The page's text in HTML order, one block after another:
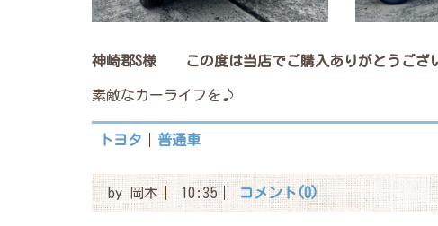
神崎郡S様 この度は当店でご購入ありがとうござ
素敵なカーライフを♪
トヨタ 普通車
by岡本 10:35 コメント(0)